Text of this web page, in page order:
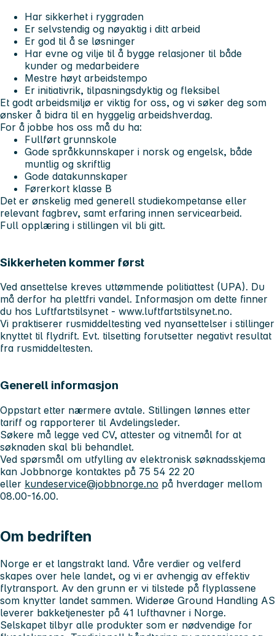
Har sikkerhet i ryggraden
Er selvstendig og nøyaktig i ditt arbeid
Er god til å se løsninger
Har evne og vilje til å bygge relasjoner til både
kunder og medarbeidere
Mestre høyt arbeidstempo
Er initiativrik, tilpasningsdyktig og fleksibel
Et godt arbeidsmiljø er viktig for oss, og vi søker deg som
ønsker å bidra til en hyggelig arbeidshverdag.
For å jobbe hos oss må du ha:
Fullført grunnskole
Gode språkkunnskaper i norsk og engelsk, både
muntlig og skriftlig
Gode datakunnskaper
Førerkort klasse B
Det er ønskelig med generell studiekompetanse eller
relevant fagbrev, samt erfaring innen servicearbeid.
Full opplæring i stillingen vil bli gitt.
Sikkerheten kommer først
Ved ansettelse kreves uttømmende politiattest (UPA). Du
må derfor ha plettfri vandel. Informasjon om dette finner
du hos Luftfartstilsynet - www.luftfartstilsynet.no.
Vi praktiserer rusmiddeltesting ved nyansettelser i stillinger
knyttet til flydrift. Evt. tilsetting forutsetter negativt resultat
fra rusmiddeltesten.
Generell informasjon
Oppstart etter nærmere avtale. Stillingen lønnes etter
tariff og rapporterer til Avdelingsleder.
Søkere må legge ved CV, attester og vitnemål for at
søknaden skal bli behandlet.
Ved spørsmål om utfylling av elektronisk søknadsskjema
kan Jobbnorge kontaktes på 75 54 22 20
eller kundeservice@jobbnorge.no på hverdager mellom
08.00-16.00.
Om bedriften
Norge er et langstrakt land. Våre verdier og velferd
skapes over hele landet, og vi er avhengig av effektiv
flytransport. Av den grunn er vi tilstede på flyplassene
som knytter landet sammen. Widerøe Ground Handling AS
leverer bakketjenester på 41 lufthavner i Norge.
Selskapet tilbyr alle produkter som er nødvendige for